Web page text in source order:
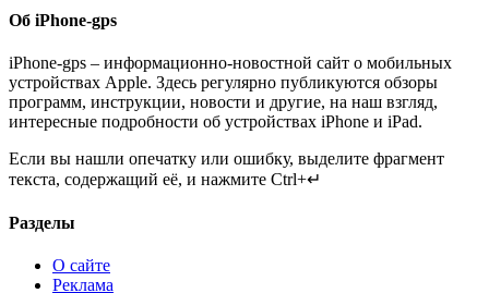
Об iPhone-gps
iPhone-gps – информационно-новостной сайт о мобильных
устройствах Apple. Здесь регулярно публикуются обзоры
программ, инструкции, новости и другие, на наш взгляд,
интересные подробности об устройствах iPhone и iPad.
Если вы нашли опечатку или ошибку, выделите фрагмент
текста, содержащий её, и нажмите Ctrl+↵
Разделы
О сайте
Реклама